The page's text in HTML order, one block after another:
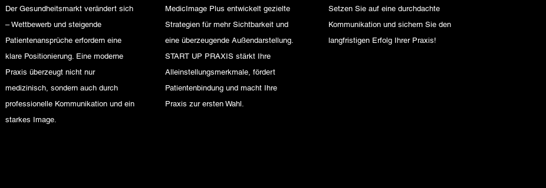
Der Gesundheitsmarkt verändert sich
– Wettbewerb und steigende
Patientenansprüche erfordern eine
klare Positionierung. Eine moderne
Praxis überzeugt nicht nur
medizinisch, sondern auch durch
professionelle Kommunikation und ein
starkes Image.
MedicImage Plus entwickelt gezielte
Strategien für mehr Sichtbarkeit und
eine überzeugende Außendarstellung.
START UP PRAXIS stärkt Ihre
Alleinstellungsmerkmale, fördert
Patientenbindung und macht Ihre
Praxis zur ersten Wahl.
Setzen Sie auf eine durchdachte
Kommunikation und sichern Sie den
langfristigen Erfolg Ihrer Praxis!